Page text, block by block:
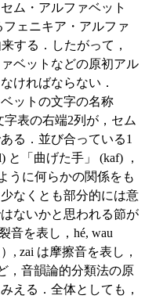
ム・アルファベット
フェニキア・アルファ
する．したがって，
ベットなどの原初アル
ければならない．
ットの文字の名称
字表の右端2列が，セム
る．並び合っている1
と「曲げた手」 (kaf) ，
うに何らかの関係をも
なくとも部分的には意
ないかと思われる節が
音を表し，hé, wau
, zai は摩擦音を表し，
，音韻論的分類法の原
える．全体としても，